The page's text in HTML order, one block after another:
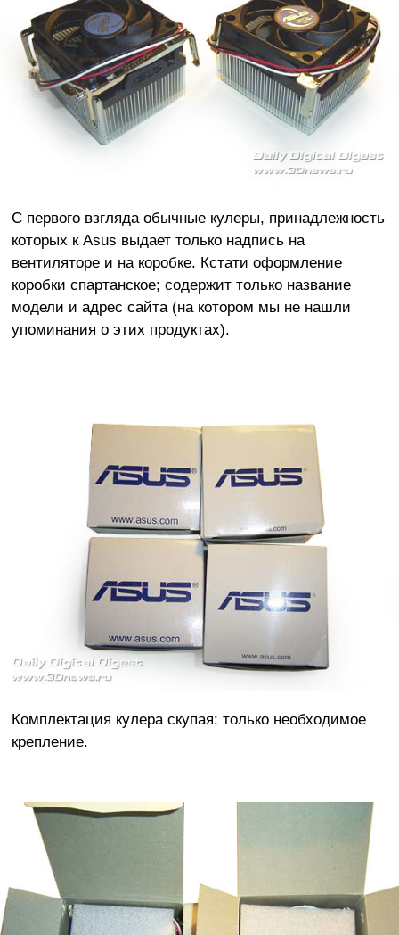
С первого взгляда обычные кулеры, принадлежность
которых к Asus выдает только надпись на
вентиляторе и на коробке. Кстати оформление
коробки спартанское; содержит только название
модели и адрес сайта (на котором мы не нашли
упоминания о этих продуктах).
Комплектация кулера скупая: только необходимое
крепление.